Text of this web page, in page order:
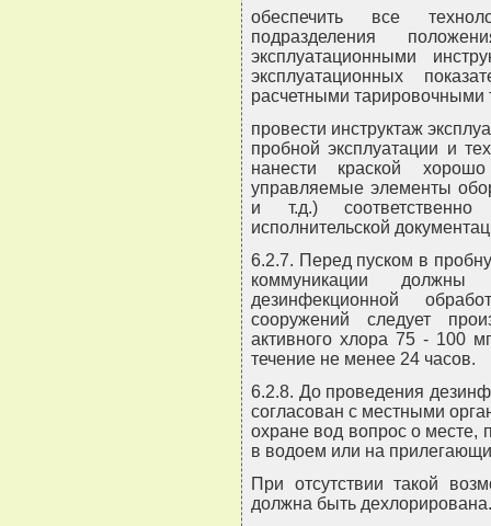
обеспечить все
подразделения
эксплуатационными
эксплуатационных
расчетными тарировочными
провести инструктаж
пробной эксплуатации и
нанести краской
управляемые элементы
и т.д.)
исполнительской
6.2.7. Перед пуском в
коммуникации
дезинфекционной
сооружений следует
активного хлора 75 - 100
течение не менее 24 часов.
6.2.8. До проведения
согласован с местными
охране вод вопрос о месте,
в водоем или на
При отсутствии такой
должна быть дехлорирована.